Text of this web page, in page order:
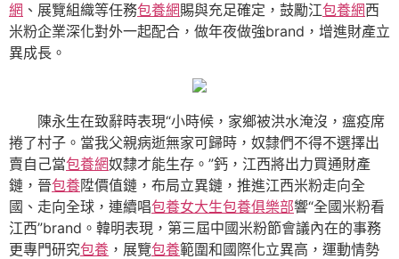
網 、展覽組織等任務包養網賜與充足確定，鼓勵江包養網西
米粉企業深化對外一起配合，做年夜做強brand，增進財產立
異成長。
陳永生在致辭時表現“小時候，家鄉被洪水淹沒，瘟疫席
捲了村子。當我父親病逝無家可歸時，奴隸們不得不選擇出
賣自己當包養網奴隸才能生存。”鈣，江西將出力買通財產
鏈，晉包養陞價值鏈，布局立異鏈，推進江西米粉走向全
國、走向全球，連續唱包養女大生包養俱樂部響“全國米粉看
江西”brand。韓明表現，第三屆中國米粉節會議內在的事務
更專門研究包養 ，展覽包養範圍和國際化立異高，運動情勢